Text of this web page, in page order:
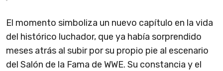
El momento simboliza un nuevo capítulo en la vida
del histórico luchador, que ya había sorprendido
meses atrás al subir por su propio pie al escenario
del Salón de la Fama de WWE. Su constancia y el